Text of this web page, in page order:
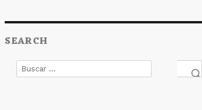
SEARCH
Buscar
por: